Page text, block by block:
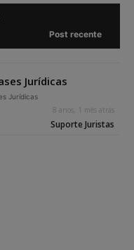
Post recente
Jurídicas
Jurídicas
8 anos, 1 mês atrás
Suporte Juristas